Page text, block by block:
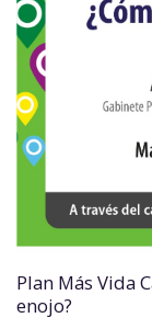
Plan Más Vida
enojo?